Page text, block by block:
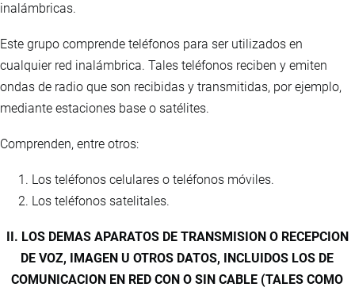
inalámbricas.
Este grupo comprende teléfonos para ser utilizados en
cualquier red inalámbrica. Tales teléfonos reciben y emiten
ondas de radio que son recibidas y transmitidas, por ejemplo,
mediante estaciones base o satélites.
Comprenden, entre otros:
Los teléfonos celulares o teléfonos móviles.
Los teléfonos satelitales.
II. LOS DEMAS APARATOS DE TRANSMISION O RECEPCION
DE VOZ, IMAGEN U OTROS DATOS, INCLUIDOS LOS DE
COMUNICACION EN RED CON O SIN CABLE (TALES COMO